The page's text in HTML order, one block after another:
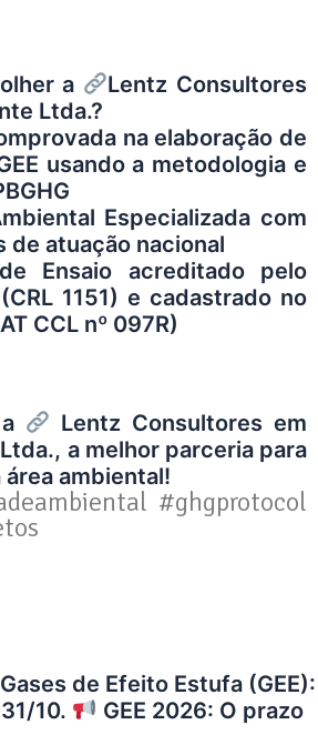
a
Lentz Consultores
Ltda.?
na elaboração de
usando a metodologia e
Especializada com
de atuação nacional
Ensaio acreditado pelo
1151) e cadastrado no
CCL nº 097R)
Lentz Consultores em
, a melhor parceria para
ambiental!
#ghgprotocol
de Efeito Estufa (GEE):
10.
GEE 2026: O prazo